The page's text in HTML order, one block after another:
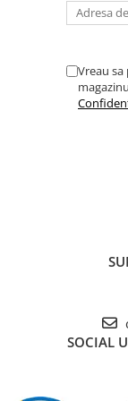
Carti pentru copii
Beletristica
Literatura
Descopera lumea
Povesti pe roti
Vreau
SOCIAL